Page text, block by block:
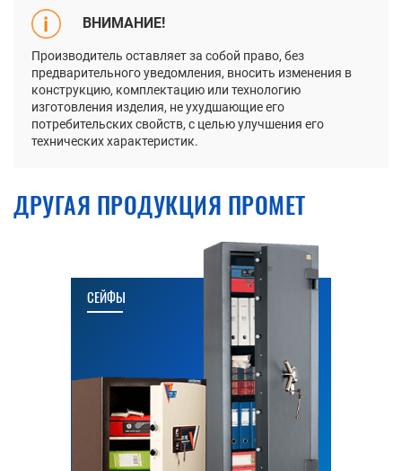
ВНИМАНИЕ!
Производитель оставляет за собой право, без
предварительного уведомления, вносить изменения в
конструкцию, комплектацию или технологию
изготовления изделия, не ухудшающие его
потребительских свойств, с целью улучшения его
технических характеристик.
ДРУГАЯ ПРОДУКЦИЯ ПРОМЕТ
СЕЙФЫ